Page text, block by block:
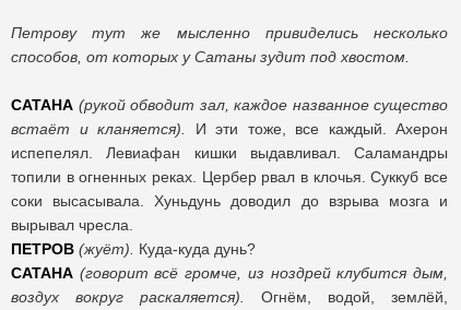
Петрову тут же мысленно привиделись несколько
способов, от которых у Сатаны зудит под хвостом.
САТАНА (рукой обводит зал, каждое названное существо
встаёт и кланяется).
И эти тоже, все каждый. Ахерон
испепелял. Левиафан кишки выдавливал. Саламандры
топили в огненных реках. Цербер рвал в клочья. Суккуб все
соки высасывала. Хуньдунь доводил до взрыва мозга и
вырывал чресла.
ПЕТРОВ (жуёт).
Куда-куда дунь?
САТАНА (говорит всё громче, из ноздрей клубится дым,
воздух вокруг раскаляется).
Огнём, водой, землёй,